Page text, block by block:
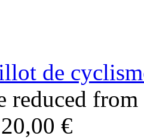
de
reduced from
€